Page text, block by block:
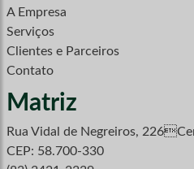
A Empresa
Serviços
Clientes e Parceiros
Contato
Matriz
Rua Vidal de Negreiros,
CEP: 58.700-330